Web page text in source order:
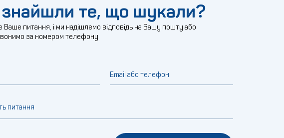
те, що шукали?
Ваше питання, і ми надішлемо відповідь на Вашу пошту або
за номером телефону
Email або телефон
питання